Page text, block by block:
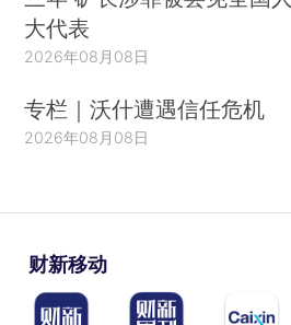
大代表
2026年08月08日
专栏｜沃什遭遇信任危机
2026年08月08日
财新移动